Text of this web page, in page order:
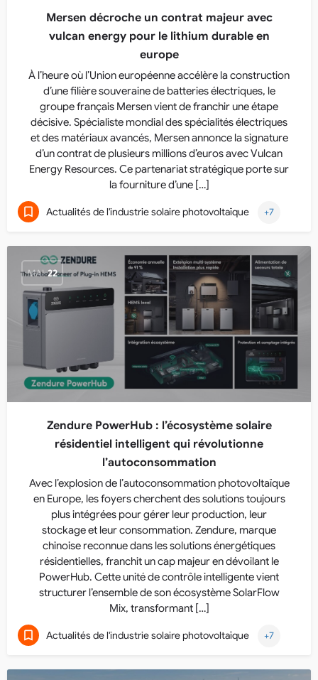
Mersen décroche un contrat majeur avec
vulcan energy pour le lithium durable en
europe
À l’heure où l’Union européenne accélère la construction
d’une filière souveraine de batteries électriques, le
groupe français Mersen vient de franchir une étape
décisive. Spécialiste mondial des spécialités électriques
et des matériaux avancés, Mersen annonce la signature
d’un contrat de plusieurs millions d’euros avec Vulcan
Energy Resources. Ce partenariat stratégique porte sur
la fourniture d’une […]
Actualités de l'industrie solaire photovoltaïque +7
MAI 22
Zendure PowerHub : l’écosystème solaire
résidentiel intelligent qui révolutionne
l’autoconsommation
Avec l’explosion de l’autoconsommation photovoltaïque
en Europe, les foyers cherchent des solutions toujours
plus intégrées pour gérer leur production, leur
stockage et leur consommation. Zendure, marque
chinoise reconnue dans les solutions énergétiques
résidentielles, franchit un cap majeur en dévoilant le
PowerHub. Cette unité de contrôle intelligente vient
structurer l’ensemble de son écosystème SolarFlow
Mix, transformant […]
Actualités de l'industrie solaire photovoltaïque +7